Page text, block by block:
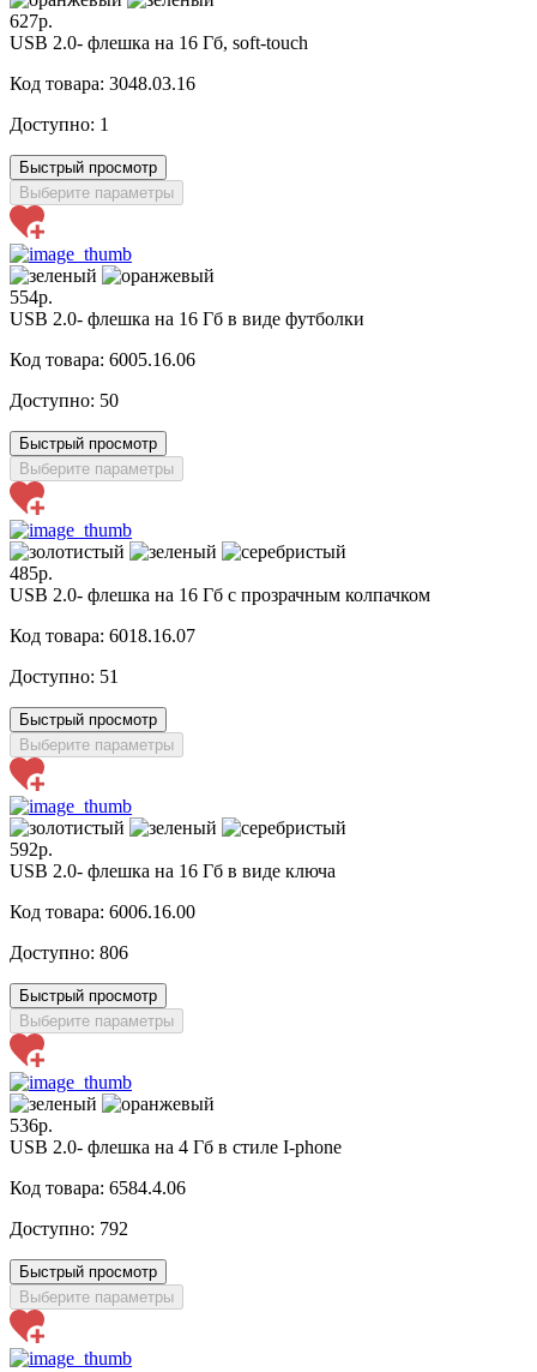
627р.
USB 2.0- флешка на 16 Гб, soft-touch
Код товара: 3048.03.16
Доступно: 1
Быстрый просмотр
Выберите параметры
554р.
USB 2.0- флешка на 16 Гб в виде футболки
Код товара: 6005.16.06
Доступно: 50
Быстрый просмотр
Выберите параметры
485р.
USB 2.0- флешка на 16 Гб с прозрачным колпачком
Код товара: 6018.16.07
Доступно: 51
Быстрый просмотр
Выберите параметры
592р.
USB 2.0- флешка на 16 Гб в виде ключа
Код товара: 6006.16.00
Доступно: 806
Быстрый просмотр
Выберите параметры
536р.
USB 2.0- флешка на 4 Гб в стиле I-phone
Код товара: 6584.4.06
Доступно: 792
Быстрый просмотр
Выберите параметры